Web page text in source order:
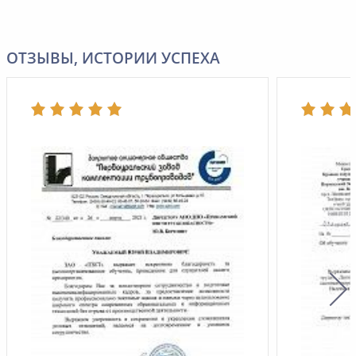
ОТЗЫВЫ, ИСТОРИИ УСПЕХА